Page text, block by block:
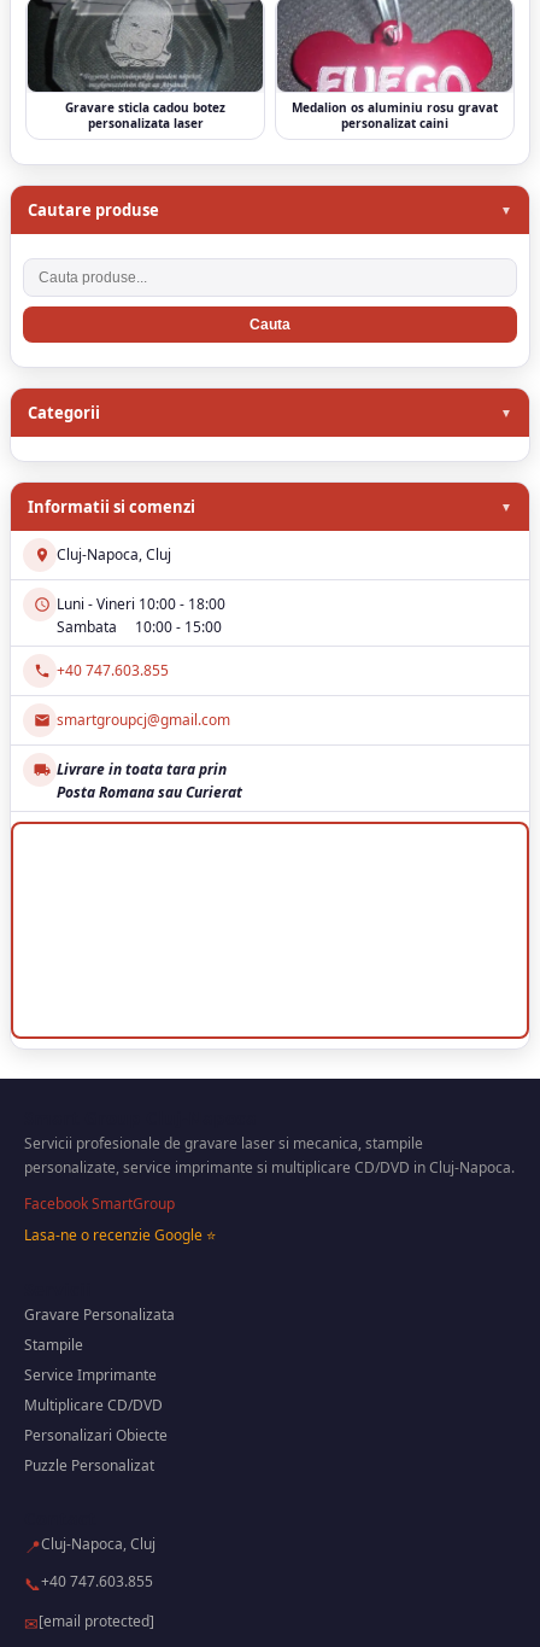
Cautare produse
Cauta produse
Categorii
Informatii si comenzi
Cluj-Napoca, Cluj
Luni - Vineri 10:00 - 18:00
Sambata 10:00 - 15:00
+40 747.603.855
smartgroupcj@gmail.com
Livrare in toata tara prin
Posta Romana sau Curierat
Gravare sticla cadou botez
personalizata laser
Medalion os aluminiu rosu gravat
personalizat caini
Servicii profesionale de gravare laser si mecanica, stampile
personalizate, service imprimante si multiplicare CD/DVD in Cluj-Napoca.
Facebook SmartGroup
Lasa-ne o recenzie Google ⭐
Gravare Personalizata
Stampile
Service Imprimante
Multiplicare CD/DVD
Personalizari Obiecte
Puzzle Personalizat
📍Cluj-Napoca, Cluj
📞+40 747.603.855
✉[email protected]